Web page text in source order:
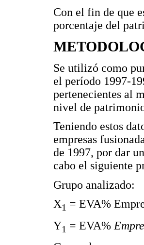
Con el fin de que
porcentaje del
Se utilizó como
el período 1997-
pertenecientes al
nivel de
Teniendo estos
empresas
de 1997, por dar
cabo el siguiente
Grupo analizado:
X1 = EVA%
Y1 = EVA%